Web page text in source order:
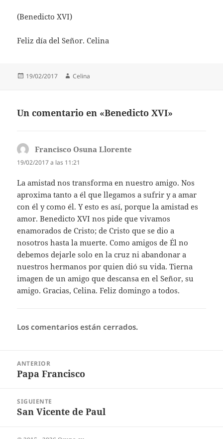
(Benedicto XVI)
Feliz día del Señor. Celina
Publicado
19/02/2017 Autor
Celina
Un comentario en «Benedicto XVI»
Francisco Osuna Llorente
19/02/2017 a las 11:21
La amistad nos transforma en nuestro amigo. Nos
aproxima tanto a él que llegamos a sufrir y a amar
con él y como él. Y esto es así, porque la amistad es
amor. Benedicto XVI nos pide que vivamos
enamorados de Cristo; de Cristo que se dio a
nosotros hasta la muerte. Como amigos de Él no
debemos dejarle solo en la cruz ni abandonar a
nuestros hermanos por quien dió su vida. Tierna
imagen de un amigo que descansa en el Señor, su
amigo. Gracias, Celina. Feliz domingo a todos.
Los comentarios están cerrados.
entradas
ANTERIOR
Entrada
Papa Francisco
SIGUIENTE
Entrada
San Vicente de Paul